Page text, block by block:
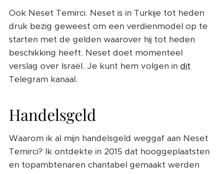
Ook Neset Temirci. Neset is in Turkije tot heden
druk bezig geweest om een verdienmodel op te
starten met de gelden waarover hij tot heden
beschikking heeft. Neset doet momenteel
verslag over Israël. Je kunt hem volgen in dit
Telegram kanaal.
Handelsgeld
Waarom ik al mijn handelsgeld weggaf aan Neset
Temirci? Ik ontdekte in 2015 dat hooggeplaatsten
en topambtenaren chantabel gemaakt werden